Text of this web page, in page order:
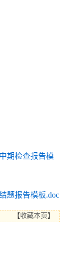
期检查报告模
题报告模板.doc
【收藏本页】